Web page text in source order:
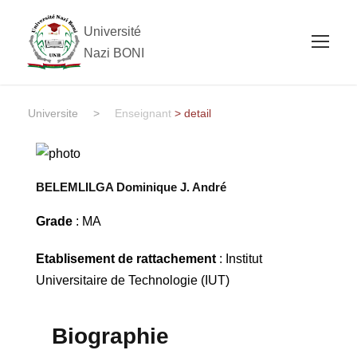
Université
Nazi BONI
Universite > Enseignant > detail
BELEMLILGA Dominique J. André
Grade: MA
Etablisement de rattachement: Institut
Universitaire de Technologie (IUT)
Biographie